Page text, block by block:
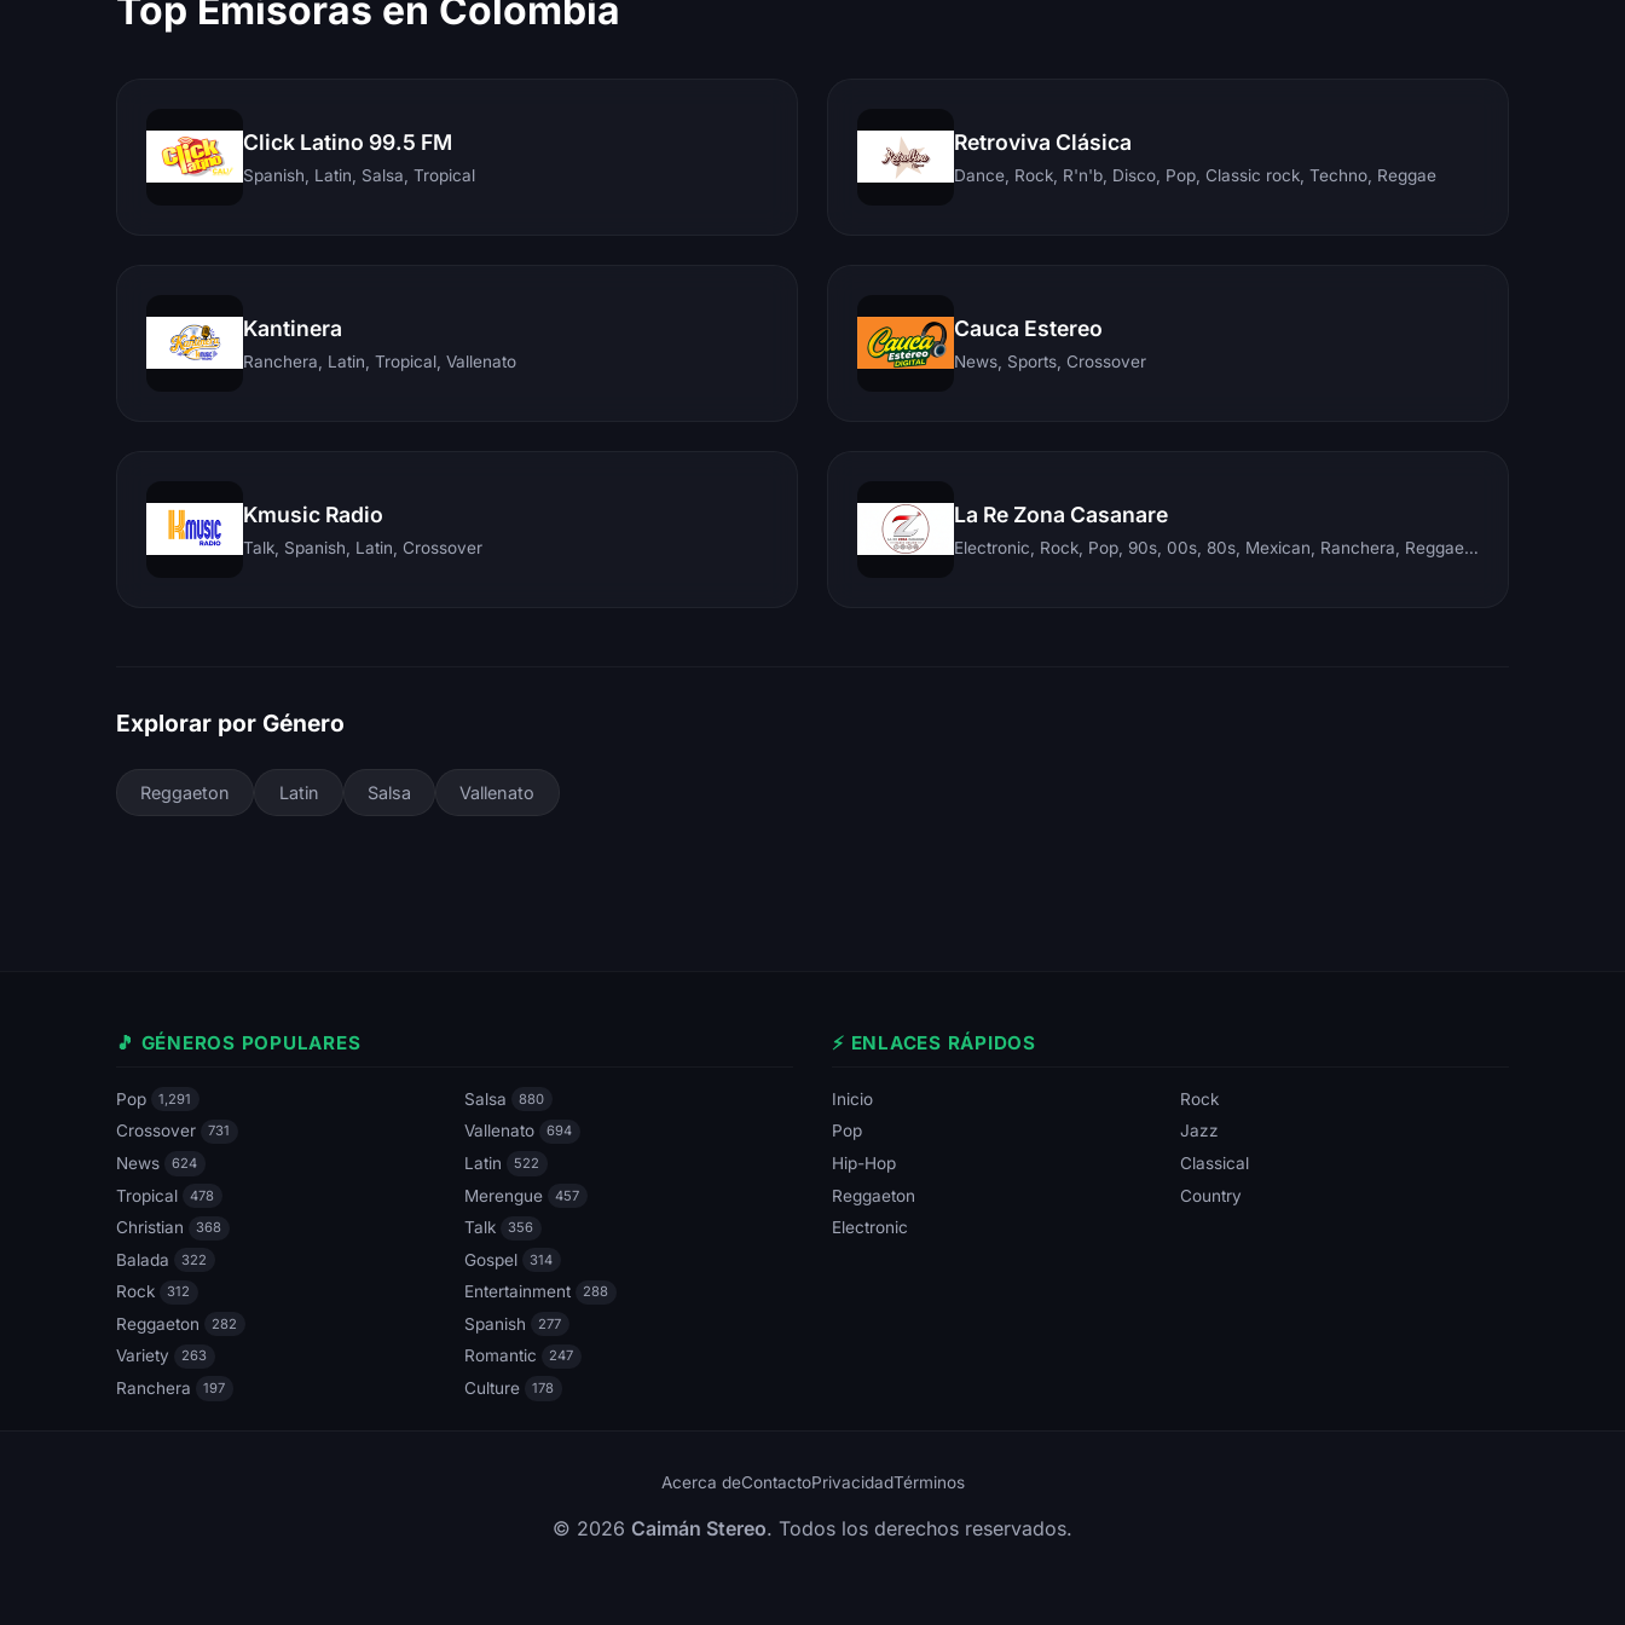
Top Emisoras en Colombia
Click Latino 99.5 FM
Spanish, Latin, Salsa, Tropical
Retroviva Clásica
Dance, Rock, R'n'b, Disco, Pop, Classic rock, Techno, Reggae
Kantinera
Ranchera, Latin, Tropical, Vallenato
Cauca Estereo
News, Sports, Crossover
Kmusic Radio
Talk, Spanish, Latin, Crossover
La Re Zona Casanare
Electronic, Rock, Pop, 90s, 00s, 80s, Mexican, Ranchera, Reggaeton, Instrumental, Salsa, Merengue, Tropical, Romantic, Vallenato, Llanera
Explorar por Género
Reggaeton Latin Salsa Vallenato
🎵 GÉNEROS POPULARES
Pop 1,291 Salsa 880
Crossover 731 Vallenato 694
News 624 Latin 522
Tropical 478 Merengue 457
Christian 368 Talk 356
Balada 322 Gospel 314
Rock 312 Entertainment 288
Reggaeton 282 Spanish 277
Variety 263 Romantic 247
Ranchera 197 Culture 178
⚡ ENLACES RÁPIDOS
Inicio
Rock
Pop
Jazz
Hip-Hop
Classical
Reggaeton
Country
Electronic
Acerca deContactoPrivacidadTérminos
© 2026 Caimán Stereo. Todos los derechos reservados.